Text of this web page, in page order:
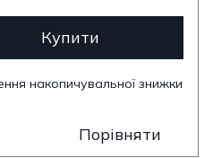
Купити
накопичувальної знижки
Порівняти